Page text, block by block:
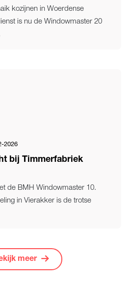
kozijnen in Woerdense
is nu de Windowmaster 20
2026
bij Timmerfabriek
de BMH Windowmaster 10.
in Vierakker is de trotse
meer